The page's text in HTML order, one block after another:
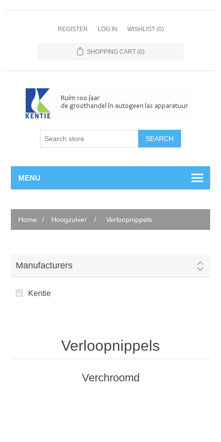
REGISTER LOG IN WISHLIST (0)
SHOPPING CART (0)
MENU
Home / Hoogzuiver / Verloopnippels
Manufacturers
Kentie
Verloopnippels
Verchroomd